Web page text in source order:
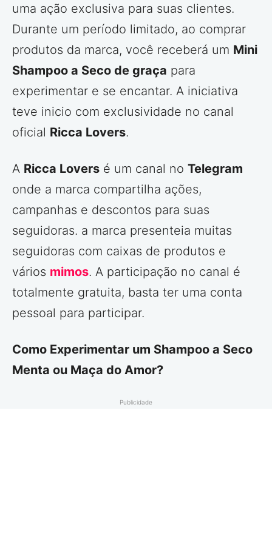
uma ação exclusiva para suas clientes.
Durante um período limitado, ao comprar
produtos da marca, você receberá um Mini
Shampoo a Seco de graça para
experimentar e se encantar. A iniciativa
teve inicio com exclusividade no canal
oficial Ricca Lovers.
A Ricca Lovers é um canal no Telegram
onde a marca compartilha ações,
campanhas e descontos para suas
seguidoras. a marca presenteia muitas
seguidoras com caixas de produtos e
vários mimos. A participação no canal é
totalmente gratuita, basta ter uma conta
pessoal para participar.
Como Experimentar um Shampoo a Seco
Menta ou Maça do Amor?
Publicidade